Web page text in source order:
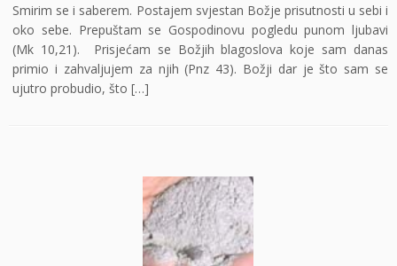
Smirim se i saberem. Postajem svjestan Božje prisutnosti u sebi i
oko sebe. Prepuštam se Gospodinovu pogledu punom ljubavi
(Mk 10,21). Prisjećam se Božjih blagoslova koje sam danas
primio i zahvaljujem za njih (Pnz 43). Božji dar je što sam se
ujutro probudio, što […]